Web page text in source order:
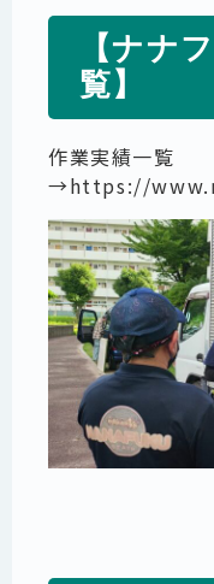
【ナナ
覧】
作業実績一覧
→https://